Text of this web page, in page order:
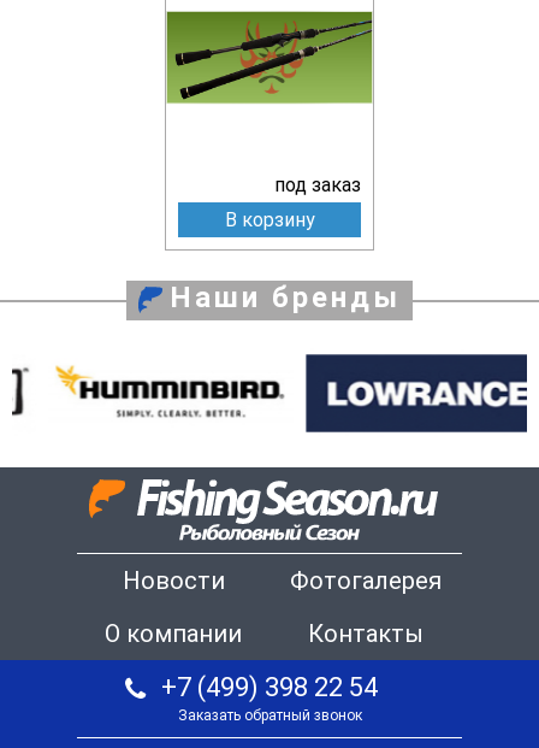
под заказ
В корзину
Наши бренды
Новости
Фотогалерея
О компании
Контакты
+7 (499) 398 22 54
Заказать обратный звонок